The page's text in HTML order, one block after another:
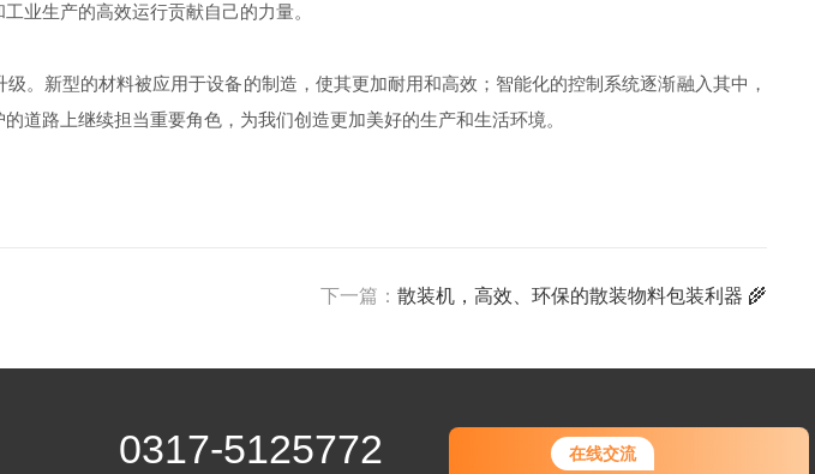
在线交流
业生产的高效运行贡献自己的力量。
新型的材料被应用于设备的制造，使其更加耐用和高效；智能化的控制系统逐渐融入其中，
道路上继续担当重要角色，为我们创造更加美好的生产和生活环境。
下一篇： 散装机，高效、环保的散装物料包装利器 🌾
0317-5125772